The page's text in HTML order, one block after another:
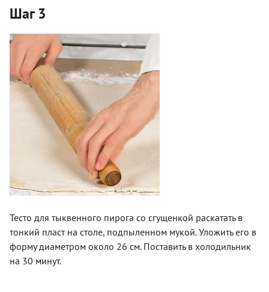
Шаг 3
Тесто для тыквенного пирога со сгущенкой раскатать в
тонкий пласт на столе, подпыленном мукой. Уложить его в
форму диаметром около 26 см. Поставить в холодильник
на 30 минут.